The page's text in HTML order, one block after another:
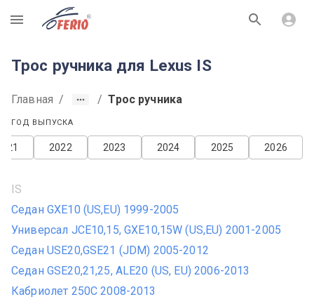
R
Трос ручника для Lexus IS
Главная / / Трос ручника
ГОД ВЫПУСКА
2026
2025
2024
2023
2022
IS
Седан GXE10 (US,EU) 1999-2005
Универсал JCE10,15, GXE10,15W (US,EU) 2001-2005
Седан USE20,GSE21 (JDM) 2005-2012
Седан GSE20,21,25, ALE20 (US, EU) 2006-2013
Кабриолет 250C 2008-2013